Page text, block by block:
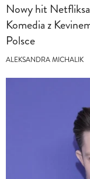
Nowy hit
Komedia z
Polsce
ALEKSANDRA MICHALIK